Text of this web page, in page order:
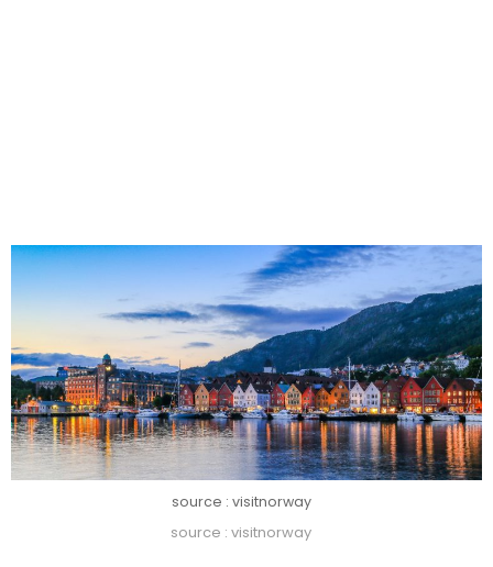
source : visitnorway
source : visitnorway